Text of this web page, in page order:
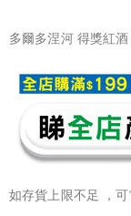
多爾多涅河 得獎紅酒
如存貨上限不足 ，